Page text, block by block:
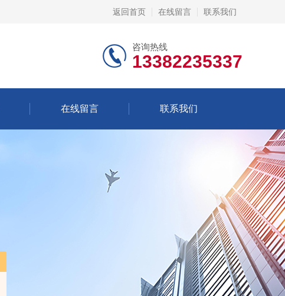
返回首页 在线留言 联系我们
咨询热线
13382235337
在线留言 联系我们